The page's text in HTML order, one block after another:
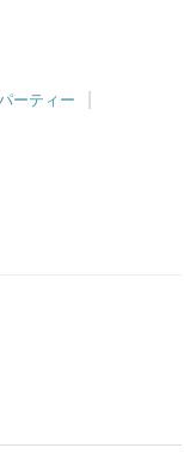
ーティー